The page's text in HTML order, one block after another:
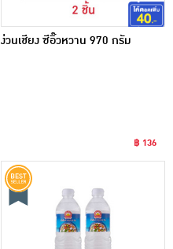
ง่วนเชียง ซีอิ๊วหวาน 970 กรัม
฿ 136